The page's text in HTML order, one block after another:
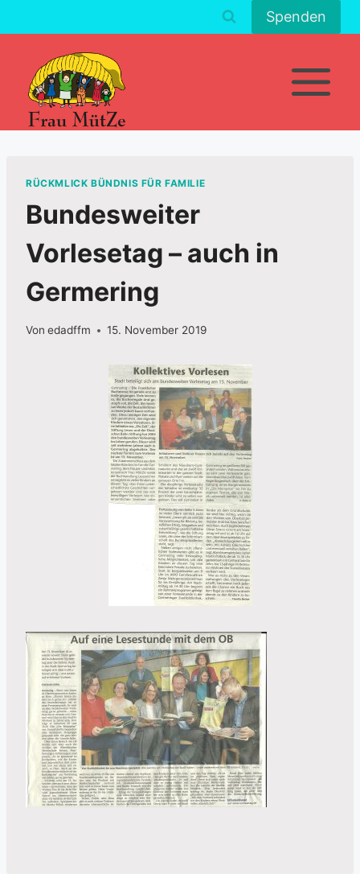
Inhalt
Spenden
RÜCKMLICK BÜNDNIS FÜR FAMILIE
Bundesweiter
Vorlesetag – auch in
Germering
Von edadffm 15. November 2019